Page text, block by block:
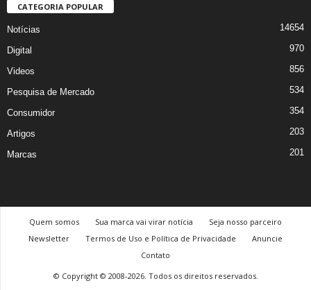
CATEGORIA POPULAR
Notícias 14654
Digital 970
Videos 856
Pesquisa de Mercado 534
Consumidor 354
Artigos 203
Marcas 201
Quem somos Sua marca vai virar notícia
Seja nosso parceiro
Newsletter
Termos de Uso e Política de Privacidade
Anuncie
Contato
© Copyright © 2008-2026. Todos os direitos reservados.